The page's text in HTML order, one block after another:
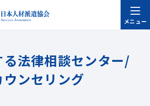
メニュー
法律相談センター/
ンセリング